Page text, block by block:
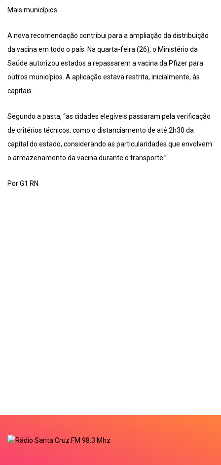
Mais municípios
A nova recomendação contribui para a ampliação da distribuição
da vacina em todo o país. Na quarta-feira (26), o Ministério da
Saúde autorizou estados a repassarem a vacina da Pfizer para
outros municípios. A aplicação estava restrita, inicialmente, às
capitais.
Segundo a pasta, “as cidades elegíveis passaram pela verificação
de critérios técnicos, como o distanciamento de até 2h30 da
capital do estado, considerando as particularidades que envolvem
o armazenamento da vacina durante o transporte.”
Por G1 RN